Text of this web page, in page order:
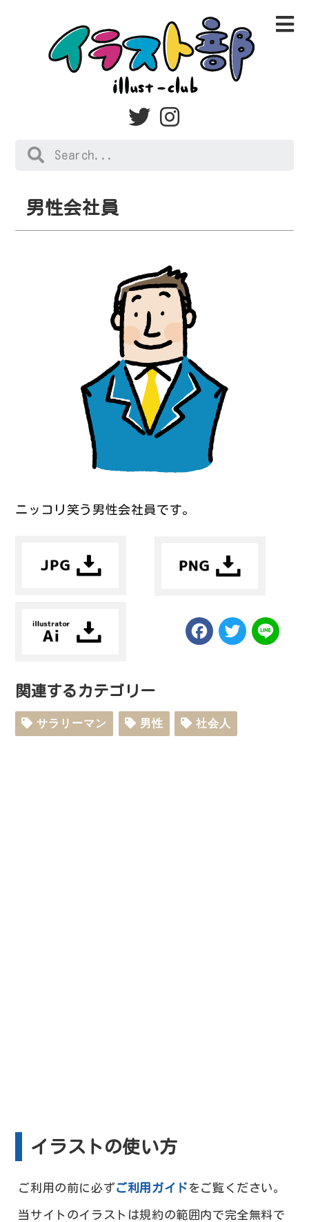
男性会社員
ニッコリ笑う男性会社員です。
Facebook
関連するカテゴリー
サラリーマン 男性 社会人
イラストの使い方
ご利用の前に必ずご利用ガイド をご覧ください。
当サイトのイラストは規約の範囲内で完全無料で